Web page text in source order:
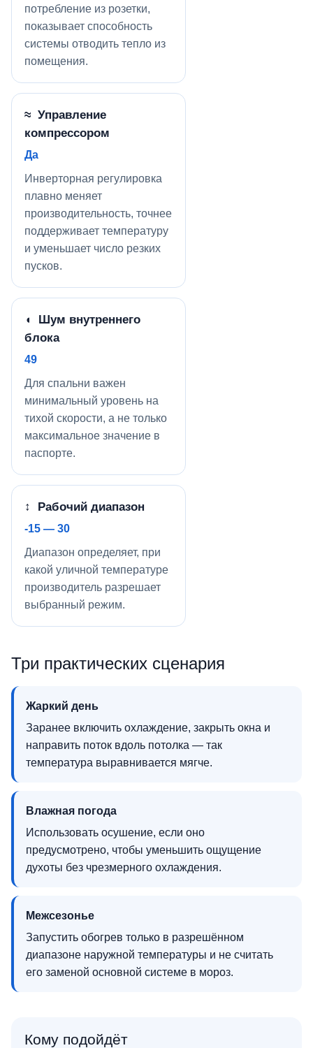
потребление из розетки,
показывает способность
системы отводить тепло из
помещения.
≈ Управление
компрессором
Да
Инверторная регулировка
плавно меняет
производительность, точнее
поддерживает температуру
и уменьшает число резких
пусков.
◖ Шум внутреннего
блока
49
Для спальни важен
минимальный уровень на
тихой скорости, а не только
максимальное значение в
паспорте.
↕ Рабочий диапазон
-15 — 30
Диапазон определяет, при
какой уличной температуре
производитель разрешает
выбранный режим.
Три практических сценария
Жаркий день
Заранее включить охлаждение, закрыть окна и
направить поток вдоль потолка — так
температура выравнивается мягче.
Влажная погода
Использовать осушение, если оно
предусмотрено, чтобы уменьшить ощущение
духоты без чрезмерного охлаждения.
Межсезонье
Запустить обогрев только в разрешённом
диапазоне наружной температуры и не считать
его заменой основной системе в мороз.
Кому подойдёт